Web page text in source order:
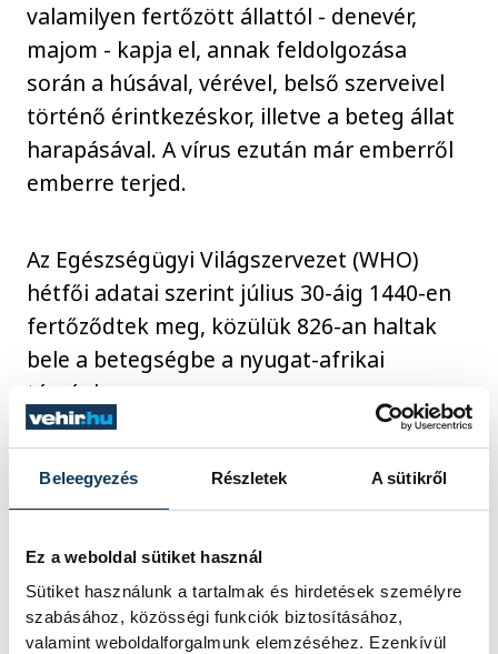
Beleegyezés Részletek A sütikről
Ez a weboldal sütiket használ
Sütiket használunk a tartalmak és hirdetések személyre
szabásához, közösségi funkciók biztosításához,
valamint weboldalforgalmunk elemzéséhez. Ezenkívül
valamilyen fertőzött állattól - denevér,
majom - kapja el, annak feldolgozása
során a húsával, vérével, belső szerveivel
történő érintkezéskor, illetve a beteg állat
harapásával. A vírus ezután már emberről
emberre terjed.
Az Egészségügyi Világszervezet (WHO)
hétfői adatai szerint július 30-áig 1440-en
fertőződtek meg, közülük 826-an haltak
bele a betegségbe a nyugat-afrikai
térségben.
egészség
SZERZŐ